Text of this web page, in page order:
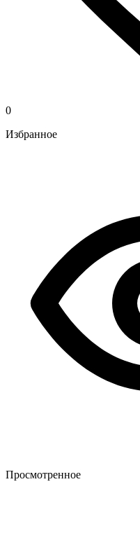
0
Избранное
Просмотренное